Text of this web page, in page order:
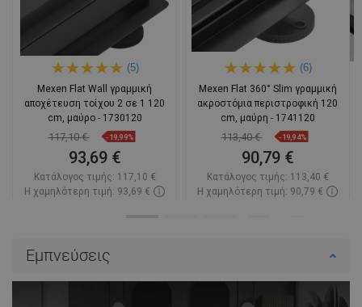
(5)
Mexen Flat Wall γραμμική
αποχέτευση τοίχου 2 σε 1 120
cm, μαύρο - 1730120
117,10 € -19,99%
93,69 €
Κατάλογος τιμής: 117,10 €
Η χαμηλότερη τιμή: 93,69 €
(6)
Mexen Flat 360° Slim γραμμική
ακροστόμια περιστροφική 120
cm, μαύρη - 1741120
113,40 € -19,94%
90,79 €
Κατάλογος τιμής: 113,40 €
Η χαμηλότερη τιμή: 90,79 €
Εμπνεύσεις